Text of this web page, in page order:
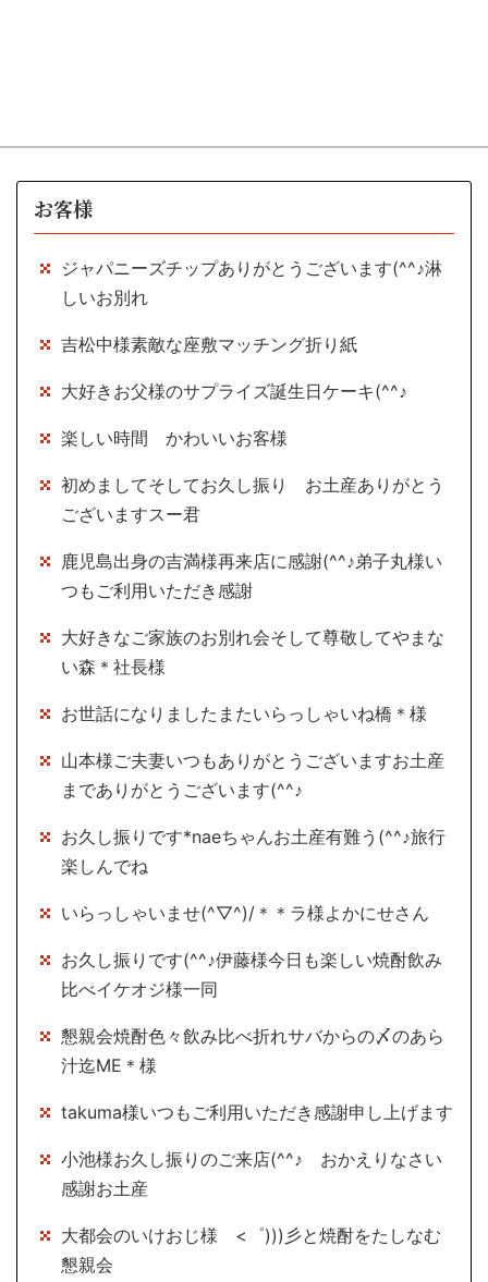
お客様
ジャパニーズチップありがとうございます(^^♪淋
しいお別れ
吉松中様素敵な座敷マッチング折り紙
大好きお父様のサプライズ誕生日ケーキ(^^♪
楽しい時間 かわいいお客様
初めましてそしてお久し振り お土産ありがとう
ございますスー君
鹿児島出身の吉満様再来店に感謝(^^♪弟子丸様い
つもご利用いただき感謝
大好きなご家族のお別れ会そして尊敬してやまな
い森＊社長様
お世話になりましたまたいらっしゃいね橋＊様
山本様ご夫妻いつもありがとうございますお土産
までありがとうございます(^^♪
お久し振りです*naeちゃんお土産有難う(^^♪旅行
楽しんでね
いらっしゃいませ(^▽^)/＊＊ラ様よかにせさん
お久し振りです(^^♪伊藤様今日も楽しい焼酎飲み
比べイケオジ様一同
懇親会焼酎色々飲み比べ折れサバからの〆のあら
汁迄ME＊様
takuma様いつもご利用いただき感謝申し上げます
小池様お久し振りのご来店(^^♪ おかえりなさい
感謝お土産
大都会のいけおじ様 <゜)))彡と焼酎をたしなむ
懇親会